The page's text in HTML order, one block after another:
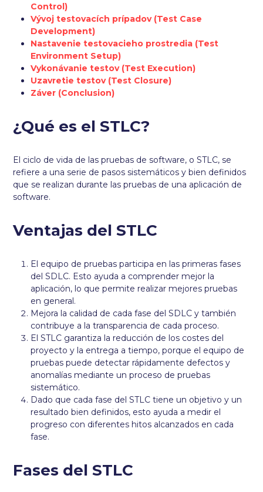
Control)
Vývoj testovacích prípadov (Test Case
Development)
Nastavenie testovacieho prostredia (Test
Environment Setup)
Vykonávanie testov (Test Execution)
Uzavretie testov (Test Closure)
Záver (Conclusion)
¿Qué es el STLC?
El ciclo de vida de las pruebas de software, o STLC, se
refiere a una serie de pasos sistemáticos y bien definidos
que se realizan durante las pruebas de una aplicación de
software.
Ventajas del STLC
El equipo de pruebas participa en las primeras fases
del SDLC. Esto ayuda a comprender mejor la
aplicación, lo que permite realizar mejores pruebas
en general.
Mejora la calidad de cada fase del SDLC y también
contribuye a la transparencia de cada proceso.
El STLC garantiza la reducción de los costes del
proyecto y la entrega a tiempo, porque el equipo de
pruebas puede detectar rápidamente defectos y
anomalías mediante un proceso de pruebas
sistemático.
Dado que cada fase del STLC tiene un objetivo y un
resultado bien definidos, esto ayuda a medir el
progreso con diferentes hitos alcanzados en cada
fase.
Fases del STLC